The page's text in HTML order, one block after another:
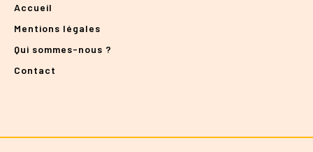
Accueil
Mentions légales
Qui sommes-nous ?
Contact